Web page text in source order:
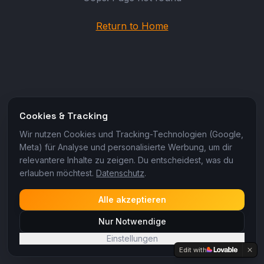
Return to Home
Cookies & Tracking
Wir nutzen Cookies und Tracking-Technologien (Google,
Meta) für Analyse und personalisierte Werbung, um dir
relevantere Inhalte zu zeigen. Du entscheidest, was du
erlauben möchtest. Datenschutz.
Alle akzeptieren
Nur Notwendige
Einstellungen
Edit with